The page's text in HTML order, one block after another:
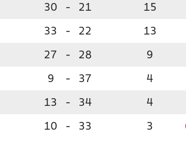
30 - 21 15
33 - 22 13
27 - 28 9
9 - 37 4
13 - 34 4
10 - 33 3